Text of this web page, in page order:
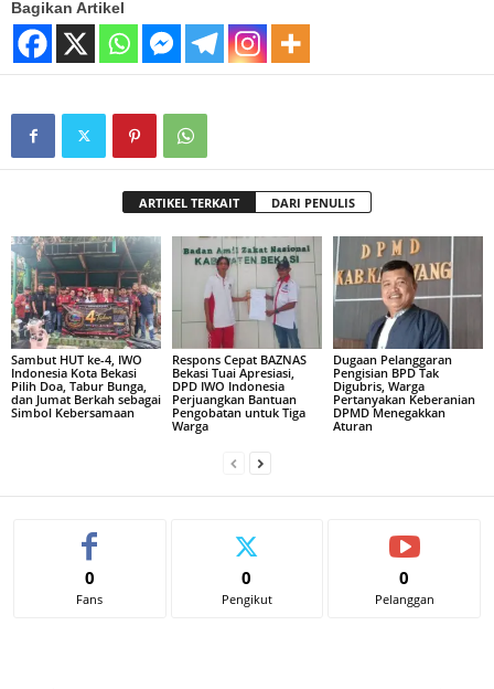
Bagikan Artikel
ARTIKEL TERKAIT DARI PENULIS
Sambut HUT ke-4, IWO
Indonesia Kota Bekasi
Pilih Doa, Tabur Bunga,
dan Jumat Berkah sebagai
Simbol Kebersamaan
Respons Cepat BAZNAS
Bekasi Tuai Apresiasi,
DPD IWO Indonesia
Perjuangkan Bantuan
Pengobatan untuk Tiga
Warga
Dugaan Pelanggaran
Pengisian BPD Tak
Digubris, Warga
Pertanyakan Keberanian
DPMD Menegakkan
Aturan
0
Fans
0
Pengikut
0
Pelanggan